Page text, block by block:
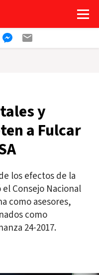
y
a Fulcar
los efectos de la
Consejo Nacional
como asesores,
como
24-2017.